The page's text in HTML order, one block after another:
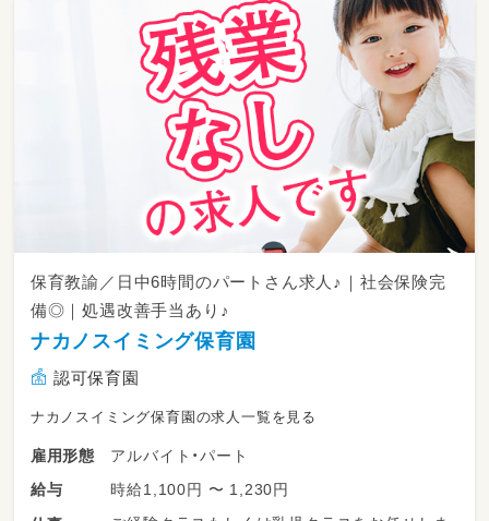
保育教諭／日中6時間のパートさん求人♪｜社会保険完
備◎｜処遇改善手当あり♪
ナカノスイミング保育園
認可保育園
ナカノスイミング保育園の求人一覧を見る
雇用形態
アルバイト・パート
給与
時給1,100円 〜 1,230円